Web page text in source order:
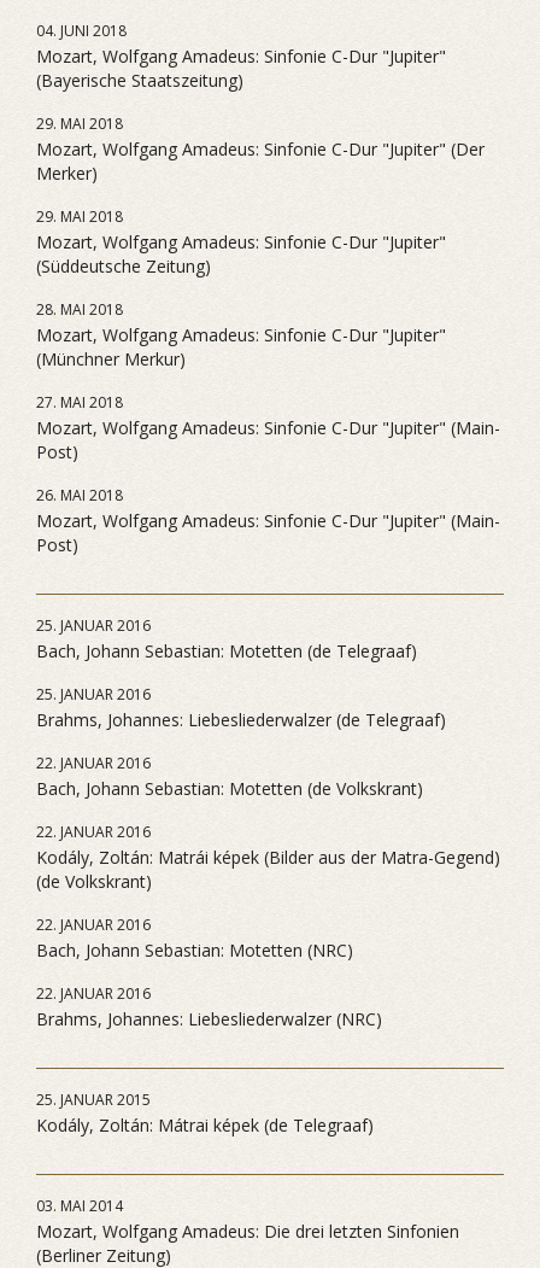
04. JUNI 2018
Mozart, Wolfgang Amadeus: Sinfonie C-Dur "Jupiter"
(Bayerische Staatszeitung)
29. MAI 2018
Mozart, Wolfgang Amadeus: Sinfonie C-Dur "Jupiter" (Der
Merker)
29. MAI 2018
Mozart, Wolfgang Amadeus: Sinfonie C-Dur "Jupiter"
(Süddeutsche Zeitung)
28. MAI 2018
Mozart, Wolfgang Amadeus: Sinfonie C-Dur "Jupiter"
(Münchner Merkur)
27. MAI 2018
Mozart, Wolfgang Amadeus: Sinfonie C-Dur "Jupiter" (Main-
Post)
26. MAI 2018
Mozart, Wolfgang Amadeus: Sinfonie C-Dur "Jupiter" (Main-
Post)
25. JANUAR 2016
Bach, Johann Sebastian: Motetten (de Telegraaf)
25. JANUAR 2016
Brahms, Johannes: Liebesliederwalzer (de Telegraaf)
22. JANUAR 2016
Bach, Johann Sebastian: Motetten (de Volkskrant)
22. JANUAR 2016
Kodály, Zoltán: Matrái képek (Bilder aus der Matra-Gegend)
(de Volkskrant)
22. JANUAR 2016
Bach, Johann Sebastian: Motetten (NRC)
22. JANUAR 2016
Brahms, Johannes: Liebesliederwalzer (NRC)
25. JANUAR 2015
Kodály, Zoltán: Mátrai képek (de Telegraaf)
03. MAI 2014
Mozart, Wolfgang Amadeus: Die drei letzten Sinfonien
(Berliner Zeitung)